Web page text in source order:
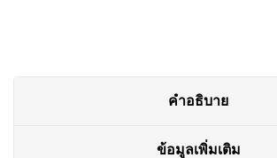
คำอธิบาย
ข้อมูลเพิ่มเติม